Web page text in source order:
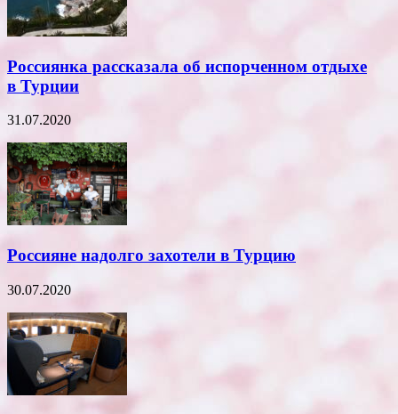
Россиянка рассказала об испорченном отдыхе
в Турции
31.07.2020
Россияне надолго захотели в Турцию
30.07.2020